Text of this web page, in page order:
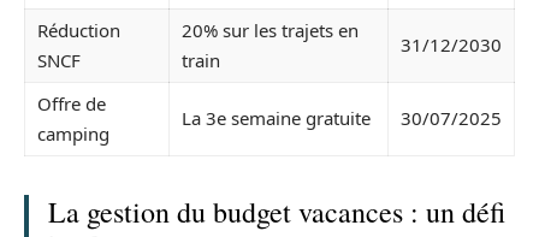
Réduction
SNCF
20% sur les trajets en
train
31/12/2030
Offre de
camping
La 3e semaine gratuite 30/07/2025
La gestion du budget vacances : un défi